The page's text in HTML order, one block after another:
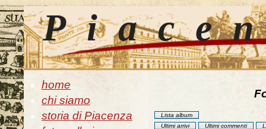
home
chi siamo
storia di Piacenza
Lista album
Ultimi arrivi
Ultimi commenti